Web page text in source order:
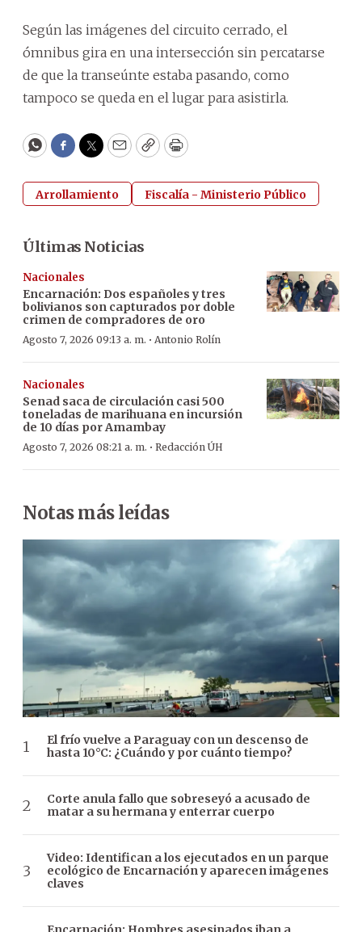
Según las imágenes del circuito cerrado, el
ómnibus gira en una intersección sin percatarse
de que la transeúnte estaba pasando, como
tampoco se queda en el lugar para asistirla.
WhatsApp
Facebook
Twitter
EmailCopyPrint
Arrollamiento Fiscalía - Ministerio Público
Últimas Noticias
Nacionales
Encarnación: Dos españoles y tres
bolivianos son capturados por doble
crimen de compradores de oro
Agosto 7, 2026 09:13 a. m. · Antonio Rolín
Nacionales
Senad saca de circulación casi 500
toneladas de marihuana en incursión
de 10 días por Amambay
Agosto 7, 2026 08:21 a. m. · Redacción ÚH
Notas más leídas
El frío vuelve a Paraguay con un descenso de
hasta 10°C: ¿Cuándo y por cuánto tiempo?
Corte anula fallo que sobreseyó a acusado de
matar a su hermana y enterrar cuerpo
Video: Identifican a los ejecutados en un parque
ecológico de Encarnación y aparecen imágenes
claves